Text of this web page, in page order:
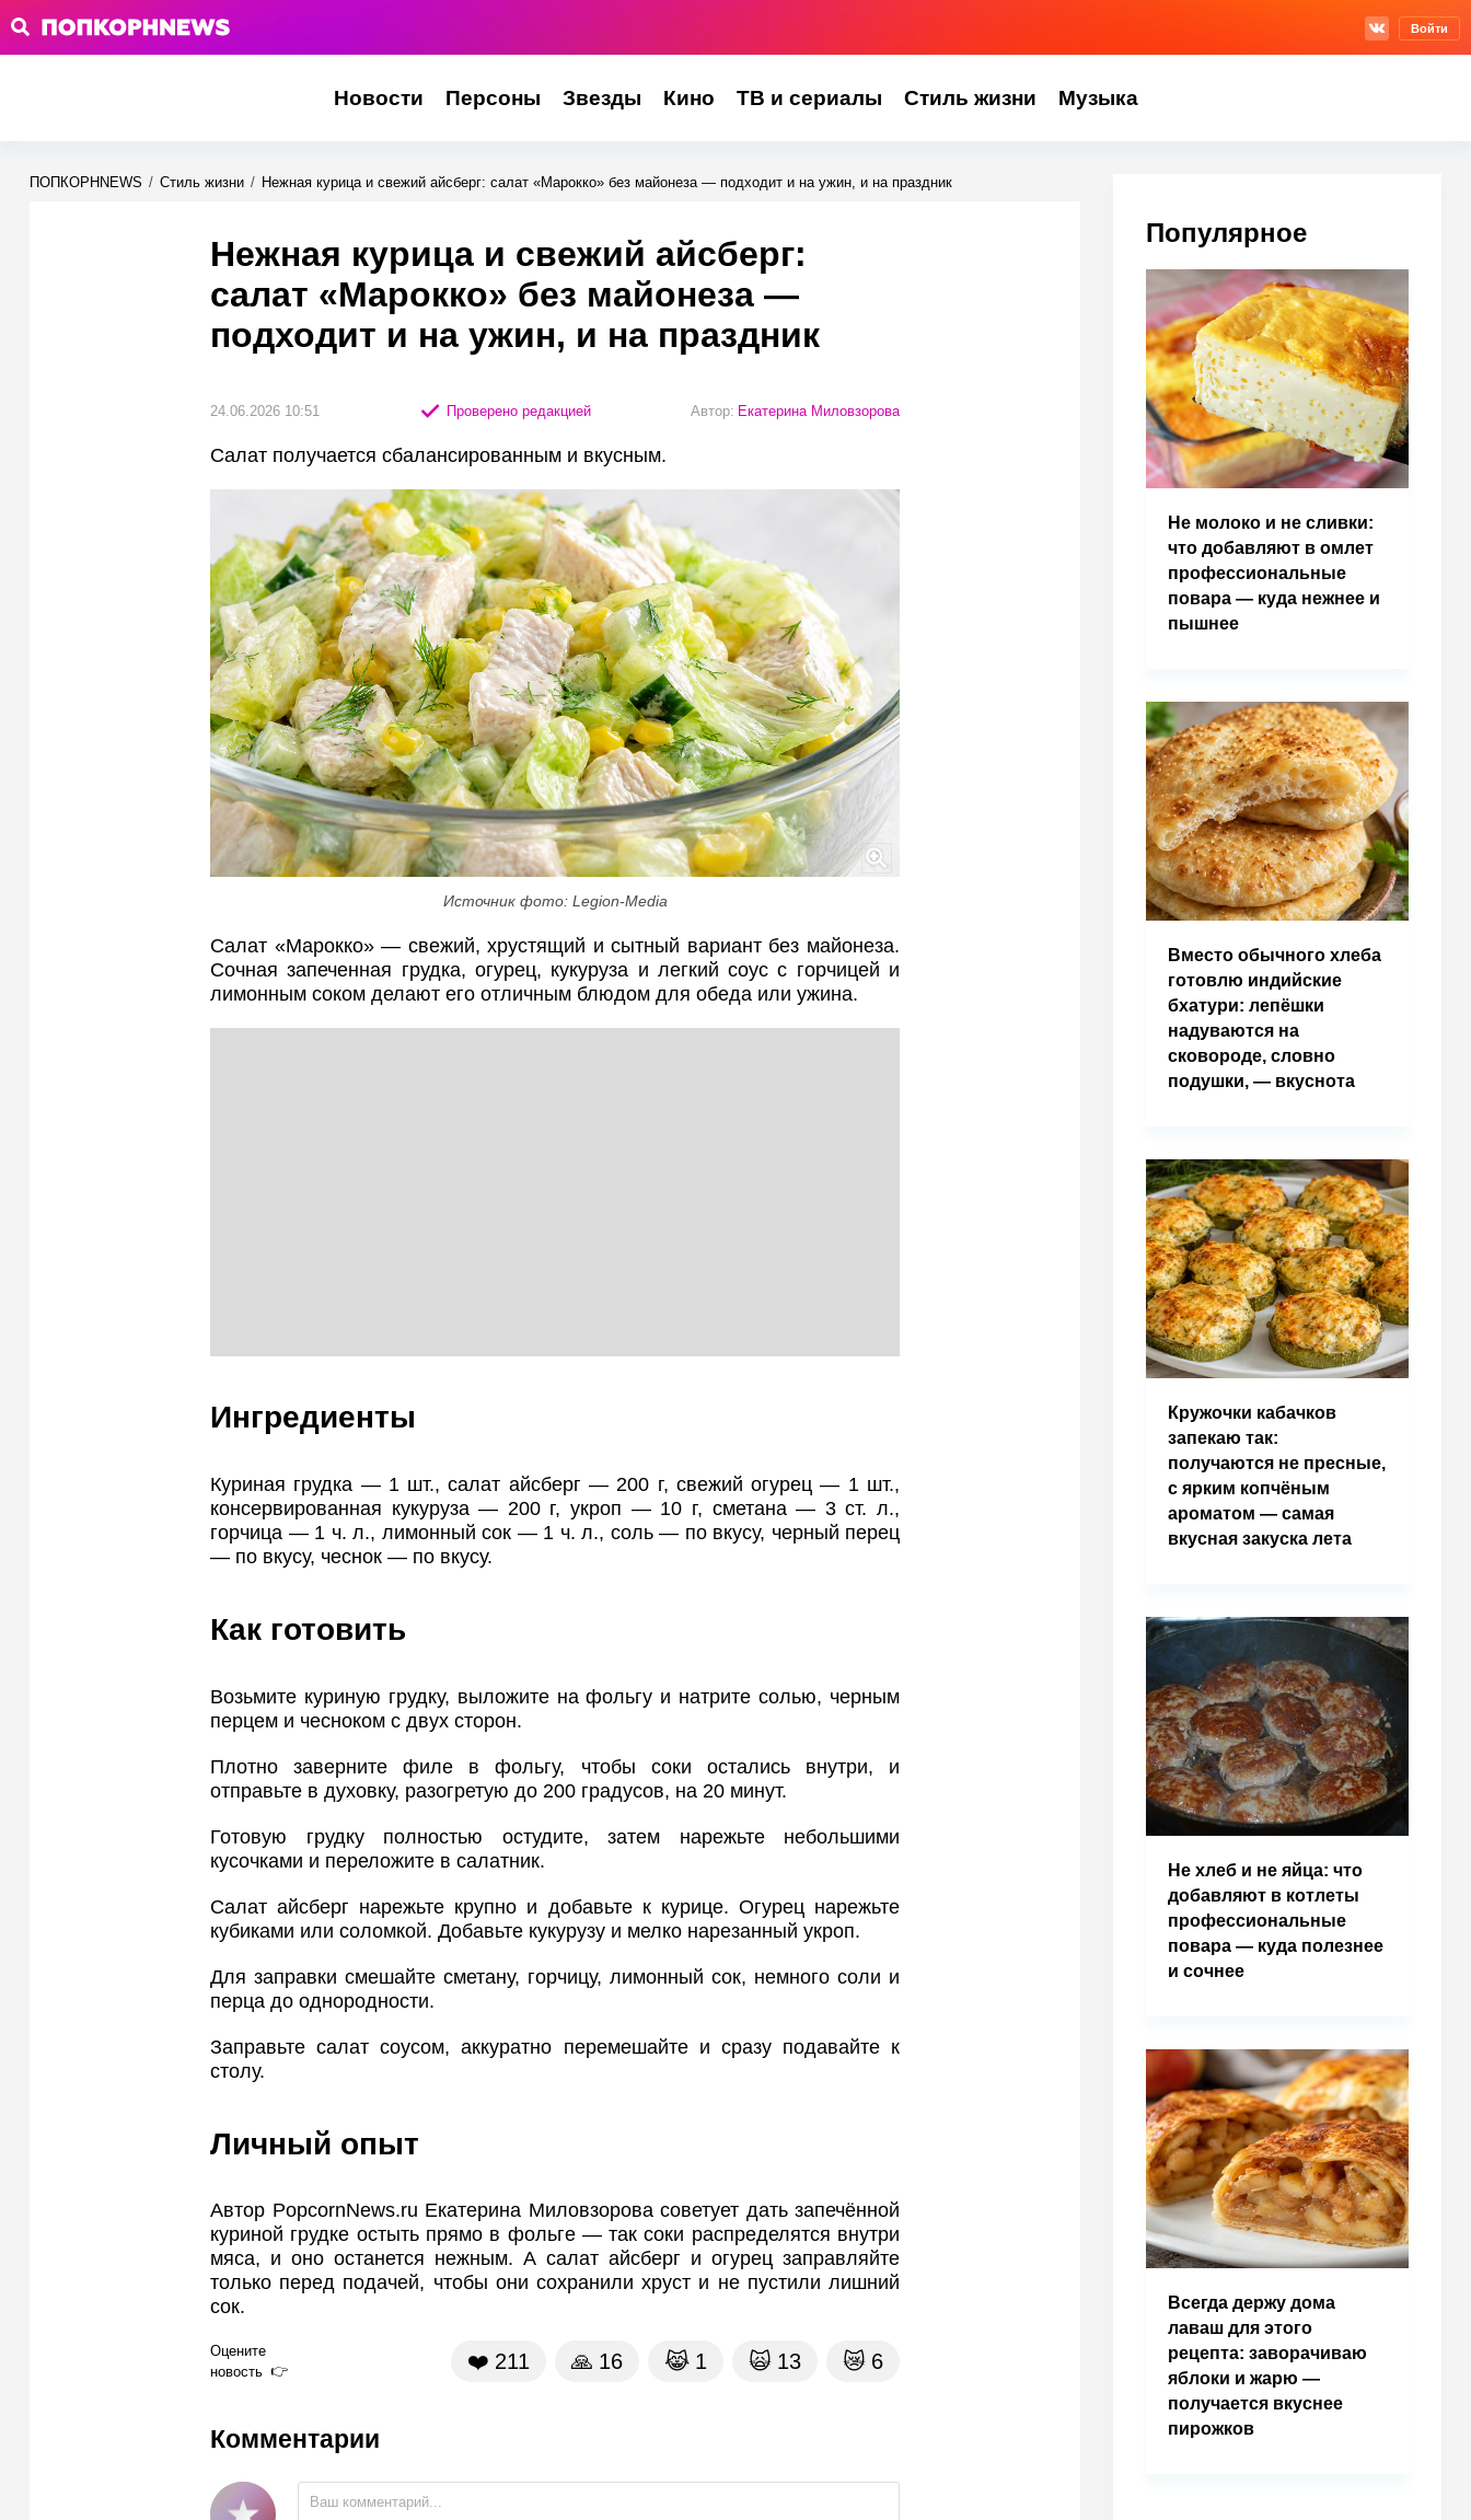
Войти
Новости Персоны Звезды Кино ТВ и сериалы Стиль жизни Музыка
ПОПКОРНNEWS / Стиль жизни / Нежная курица и свежий айсберг: салат «Марокко» без майонеза — подходит и на ужин, и на праздник
Нежная курица и свежий айсберг:
салат «Марокко» без майонеза —
подходит и на ужин, и на праздник
24.06.2026 10:51 Проверено редакцией Автор: Екатерина Миловзорова
Салат получается сбалансированным и вкусным.
Источник фото: Legion-Media
Салат «Марокко» — свежий, хрустящий и сытный вариант без майонеза.
Сочная запеченная грудка, огурец, кукуруза и легкий соус с горчицей и
лимонным соком делают его отличным блюдом для обеда или ужина.
Ингредиенты
Куриная грудка — 1 шт., салат айсберг — 200 г, свежий огурец — 1 шт.,
консервированная кукуруза — 200 г, укроп — 10 г, сметана — 3 ст. л.,
горчица — 1 ч. л., лимонный сок — 1 ч. л., соль — по вкусу, черный перец
— по вкусу, чеснок — по вкусу.
Как готовить
Возьмите куриную грудку, выложите на фольгу и натрите солью, черным
перцем и чесноком с двух сторон.
Плотно заверните филе в фольгу, чтобы соки остались внутри, и
отправьте в духовку, разогретую до 200 градусов, на 20 минут.
Готовую грудку полностью остудите, затем нарежьте небольшими
кусочками и переложите в салатник.
Салат айсберг нарежьте крупно и добавьте к курице. Огурец нарежьте
кубиками или соломкой. Добавьте кукурузу и мелко нарезанный укроп.
Для заправки смешайте сметану, горчицу, лимонный сок, немного соли и
перца до однородности.
Заправьте салат соусом, аккуратно перемешайте и сразу подавайте к
столу.
Личный опыт
Автор PopcornNews.ru Екатерина Миловзорова советует дать запечённой
куриной грудке остыть прямо в фольге — так соки распределятся внутри
мяса, и оно останется нежным. А салат айсберг и огурец заправляйте
только перед подачей, чтобы они сохранили хруст и не пустили лишний
сок.
Оцените
новость
❤️ 211 🙏 16 😹 1 🙀 13 😿 6
Комментарии
Популярное
Не молоко и не сливки:
что добавляют в омлет
профессиональные
повара — куда нежнее и
пышнее
Вместо обычного хлеба
готовлю индийские
бхатури: лепёшки
надуваются на
сковороде, словно
подушки, — вкуснота
Кружочки кабачков
запекаю так:
получаются не пресные,
с ярким копчёным
ароматом — самая
вкусная закуска лета
Не хлеб и не яйца: что
добавляют в котлеты
профессиональные
повара — куда полезнее
и сочнее
Всегда держу дома
лаваш для этого
рецепта: заворачиваю
яблоки и жарю —
получается вкуснее
пирожков